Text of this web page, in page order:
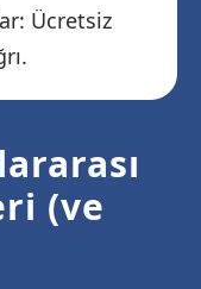
Ücretsiz
(ve